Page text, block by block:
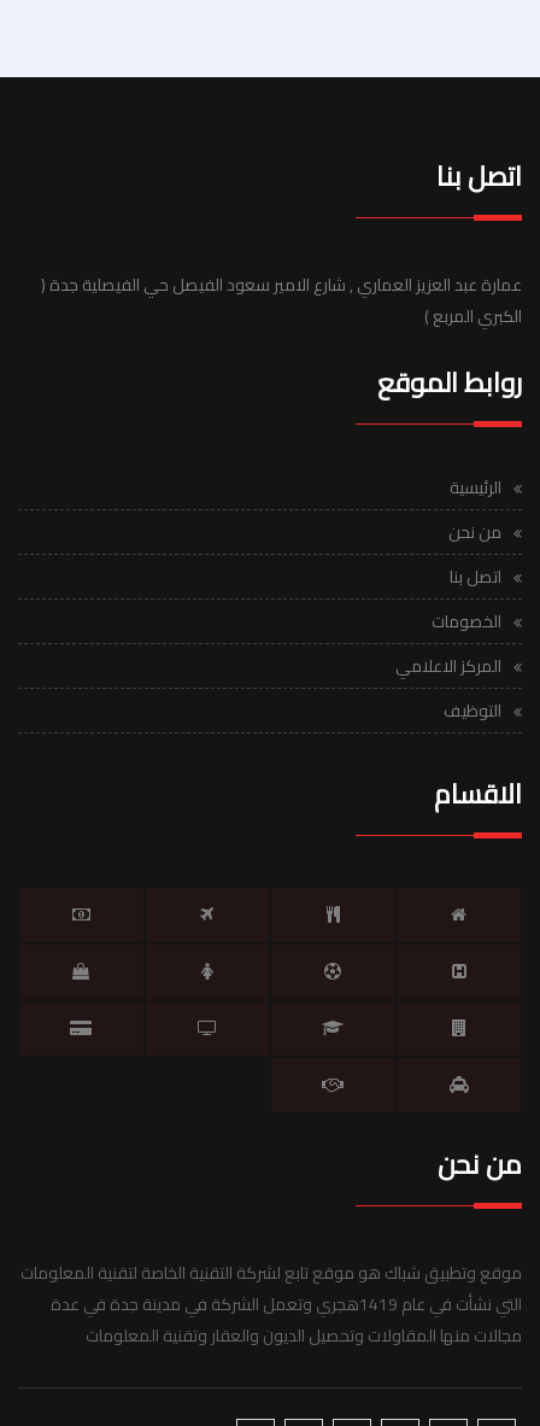
اتصل بنا
عمارة عبد العزيز العماري , شارع الامير سعود الفيصل حي الفيصلية جدة (
الكبري المربع )
روابط الموقع
الرئيسية
من نحن
اتصل بنا
الخصومات
المركز الاعلامي
التوظيف
الاقسام
من نحن
موقع وتطبيق شباك هو موقع تابع لشركة التقنية الخاصة لتقنية المعلومات
التي نشأت في عام 1419هجري وتعمل الشركة في مدينة جدة في عدة
مجالات منها المقاولات وتحصيل الديون والعقار وتقنية المعلومات